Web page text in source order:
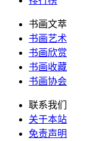
书画文萃
书画艺术
书画欣赏
书画收藏
书画协会
联系我们
关于本站
免责声明